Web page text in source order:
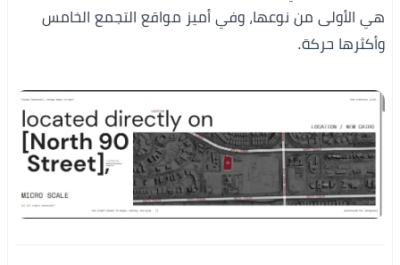
هي الأولى من نوعها، وفي أميز مواقع التجمع الخامس
وأكثرها حركة.